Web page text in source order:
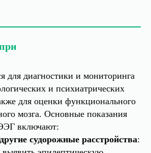
для диагностики и мониторинга
и психиатрических
для оценки функционального
мозга. Основные показания
включают:
судорожные расстройства: